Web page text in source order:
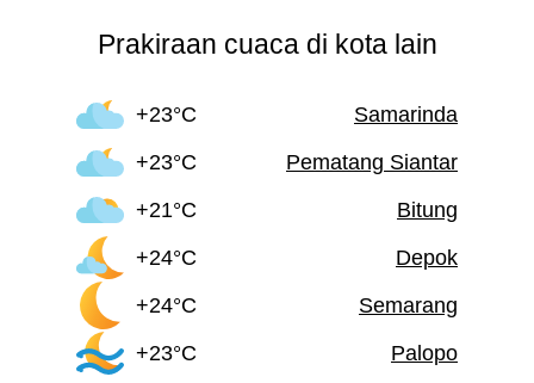
Prakiraan cuaca di kota lain
+23°C
Samarinda
+23°C
Pematang Siantar
+21°C
Bitung
+24°C
Depok
+24°C
Semarang
+23°C
Palopo